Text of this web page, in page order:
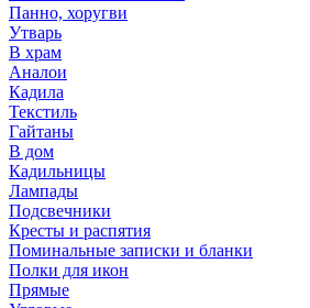
Панно, хоругви
Утварь
В храм
Аналои
Кадила
Текстиль
Гайтаны
В дом
Кадильницы
Лампады
Подсвечники
Кресты и распятия
Поминальные записки и бланки
Полки для икон
Прямые